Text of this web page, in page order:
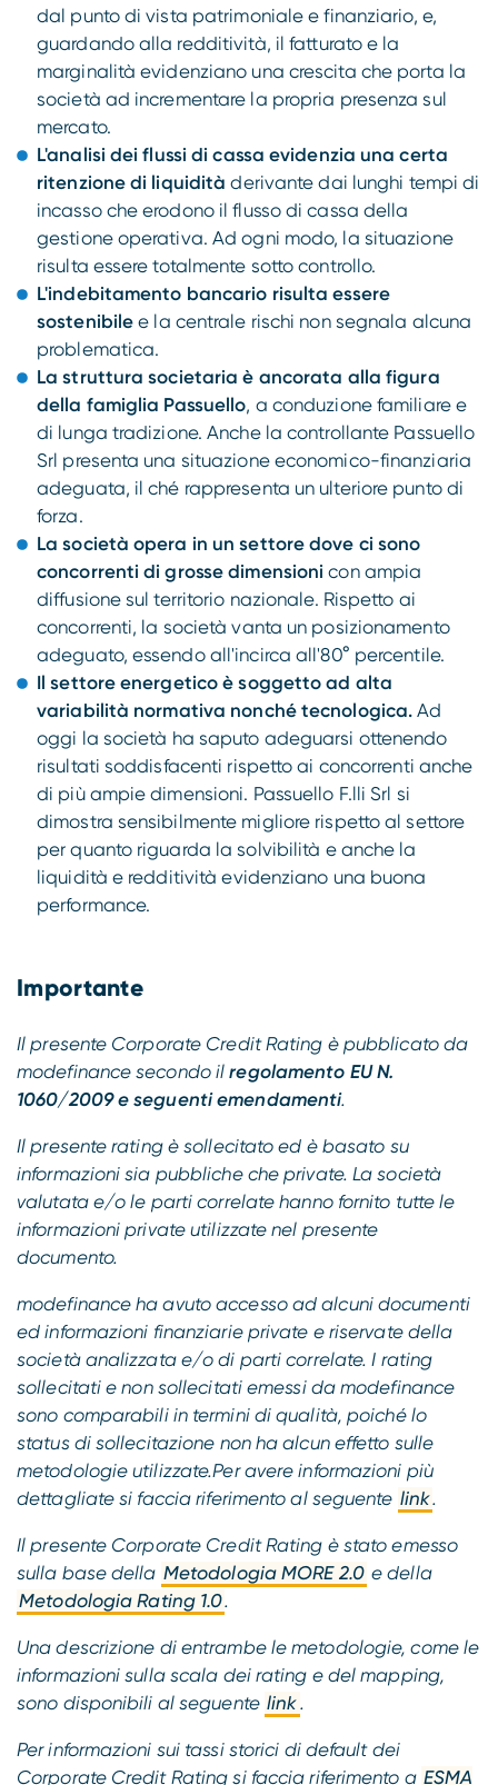
dal punto di vista patrimoniale e finanziario, e,
guardando alla redditività, il fatturato e la
marginalità evidenziano una crescita che porta la
società ad incrementare la propria presenza sul
mercato.
L'analisi dei flussi di cassa evidenzia una certa
ritenzione di liquidità derivante dai lunghi tempi di
incasso che erodono il flusso di cassa della
gestione operativa. Ad ogni modo, la situazione
risulta essere totalmente sotto controllo.
L'indebitamento bancario risulta essere
sostenibile e la centrale rischi non segnala alcuna
problematica.
La struttura societaria è ancorata alla figura
della famiglia Passuello, a conduzione familiare e
di lunga tradizione. Anche la controllante Passuello
Srl presenta una situazione economico-finanziaria
adeguata, il ché rappresenta un ulteriore punto di
forza.
La società opera in un settore dove ci sono
concorrenti di grosse dimensioni con ampia
diffusione sul territorio nazionale. Rispetto ai
concorrenti, la società vanta un posizionamento
adeguato, essendo all'incirca all'80° percentile.
Il settore energetico è soggetto ad alta
variabilità normativa nonché tecnologica. Ad
oggi la società ha saputo adeguarsi ottenendo
risultati soddisfacenti rispetto ai concorrenti anche
di più ampie dimensioni. Passuello F.lli Srl si
dimostra sensibilmente migliore rispetto al settore
per quanto riguarda la solvibilità e anche la
liquidità e redditività evidenziano una buona
performance.
Importante
Il presente Corporate Credit Rating è pubblicato da
modefinance secondo ilregolamento EU N.
1060/2009 e seguenti emendamenti.
Il presente rating è sollecitato ed è basato su
informazioni sia pubbliche che private. La società
valutata e/o le parti correlate hanno fornito tutte le
informazioni private utilizzate nel presente
documento.
modefinance ha avuto accesso ad alcuni documenti
ed informazioni finanziarie private e riservate della
società analizzata e/o di parti correlate. I rating
sollecitati e non sollecitati emessi da modefinance
sono comparabili in termini di qualità, poiché lo
status di sollecitazione non ha alcun effetto sulle
metodologie utilizzate.Per avere informazioni più
dettagliate si faccia riferimento al seguente link.
Il presente Corporate Credit Rating è stato emesso
sulla base della Metodologia MORE 2.0 e della
Metodologia Rating 1.0.
Una descrizione di entrambe le metodologie, come le
informazioni sulla scala dei rating e del mapping,
sono disponibili al seguente link.
Per informazioni sui tassi storici di default dei
Corporate Credit Rating si faccia riferimento a ESMA